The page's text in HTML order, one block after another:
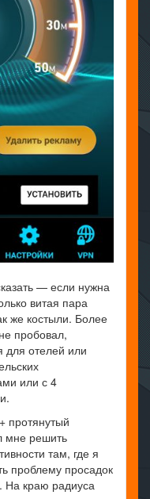
— если нужна
витая пара
же костыли. Более
пробовал,
для отелей или
или с 4
протянутый
мне решить
там, где я
проблему просадок
На краю радиуса